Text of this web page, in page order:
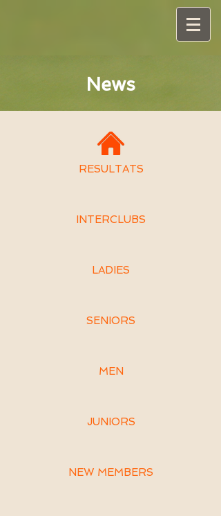
News
RESULTATS
INTERCLUBS
LADIES
SENIORS
MEN
JUNIORS
NEW MEMBERS